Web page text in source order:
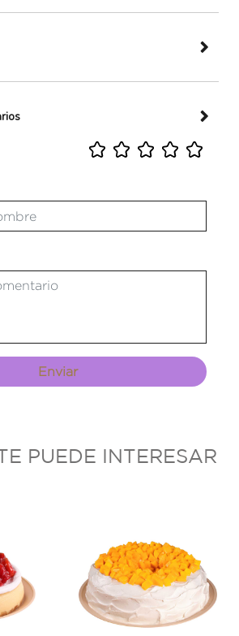
Enviar
PUEDE INTERESAR